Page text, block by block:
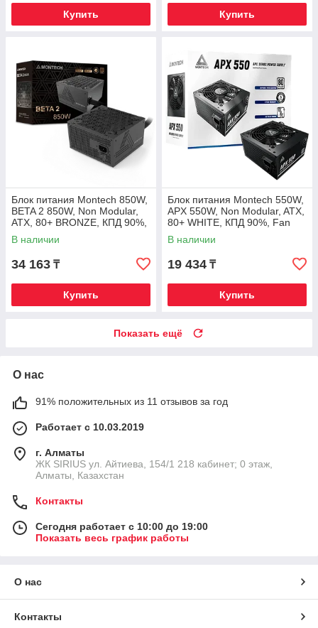
Купить Купить
Блок питания Montech 850W,
BETA 2 850W, Non Modular,
ATX, 80+ BRONZE, КПД 90%,
Fan 120mm, Черный
В наличии
34 163 ₸
Купить
Блок питания Montech 550W,
APX 550W, Non Modular, ATX,
80+ WHITE, КПД 90%, Fan
120mm, Черный
В наличии
19 434 ₸
Купить
Показать ещё
О нас
91% положительных из 11 отзывов за год
Работает с 10.03.2019
г. Алматы
​ЖК SIRIUS​ ул. Айтиева, 154/1​ 218 кабинет; 0 этаж,
Алматы, Казахстан
Контакты
Сегодня работает с 10:00 до 19:00
Показать весь график работы
О нас
Контакты